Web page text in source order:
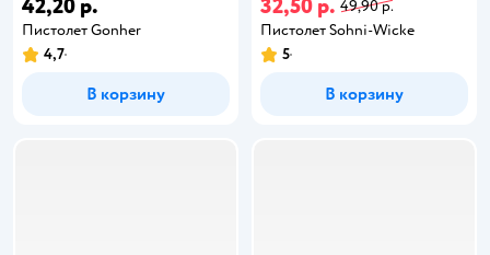
42,20 р.
Пистолет Gonher
4,7
В корзину
32,50 р. 49,90 р.
Пистолет Sohni-Wicke
5
В корзину